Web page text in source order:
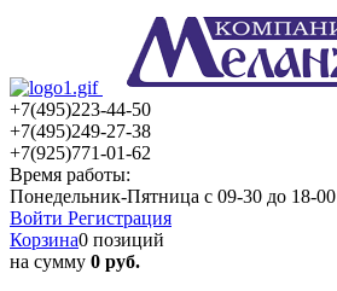
+7(495)223-44-50
+7(495)249-27-38
+7(925)771-01-62
Время работы:
Понедельник-Пятница с 09-30 до 18-00
Войти Регистрация
Корзина0 позиций
на сумму 0 руб.